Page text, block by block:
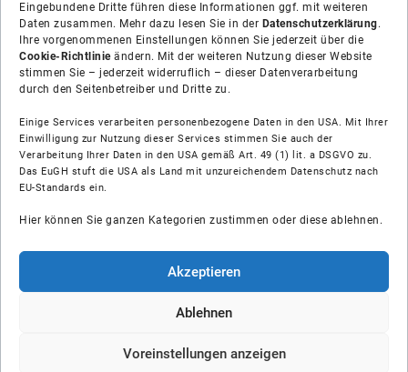
Eingebundene Dritte führen diese Informationen ggf. mit weiteren
Daten zusammen. Mehr dazu lesen Sie in der Datenschutzerklärung.
Ihre vorgenommenen Einstellungen können Sie jederzeit über die
Cookie-Richtlinieändern. Mit der weiteren Nutzung dieser Website
stimmen Sie – jederzeit widerruflich – dieser Datenverarbeitung
durch den Seitenbetreiber und Dritte zu.
Einige Services verarbeiten personenbezogene Daten in den USA. Mit Ihrer
Einwilligung zur Nutzung dieser Services stimmen Sie auch der
Verarbeitung Ihrer Daten in den USA gemäß Art. 49 (1) lit. a DSGVO zu.
Das EuGH stuft die USA als Land mit unzureichendem Datenschutz nach
EU-Standards ein.
Hier können Sie ganzen Kategorien zustimmen oder diese ablehnen.
Akzeptieren
Ablehnen
Voreinstellungen anzeigen
Über uns
© Shop-Installateur IK GmbH